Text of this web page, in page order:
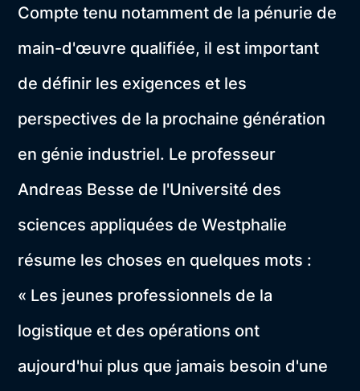
Compte tenu notamment de la pénurie de
main-d'œuvre qualifiée, il est important
de définir les exigences et les
perspectives de la prochaine génération
en génie industriel. Le professeur
Andreas Besse de l'Université des
sciences appliquées de Westphalie
résume les choses en quelques mots :
« Les jeunes professionnels de la
logistique et des opérations ont
aujourd'hui plus que jamais besoin d'une